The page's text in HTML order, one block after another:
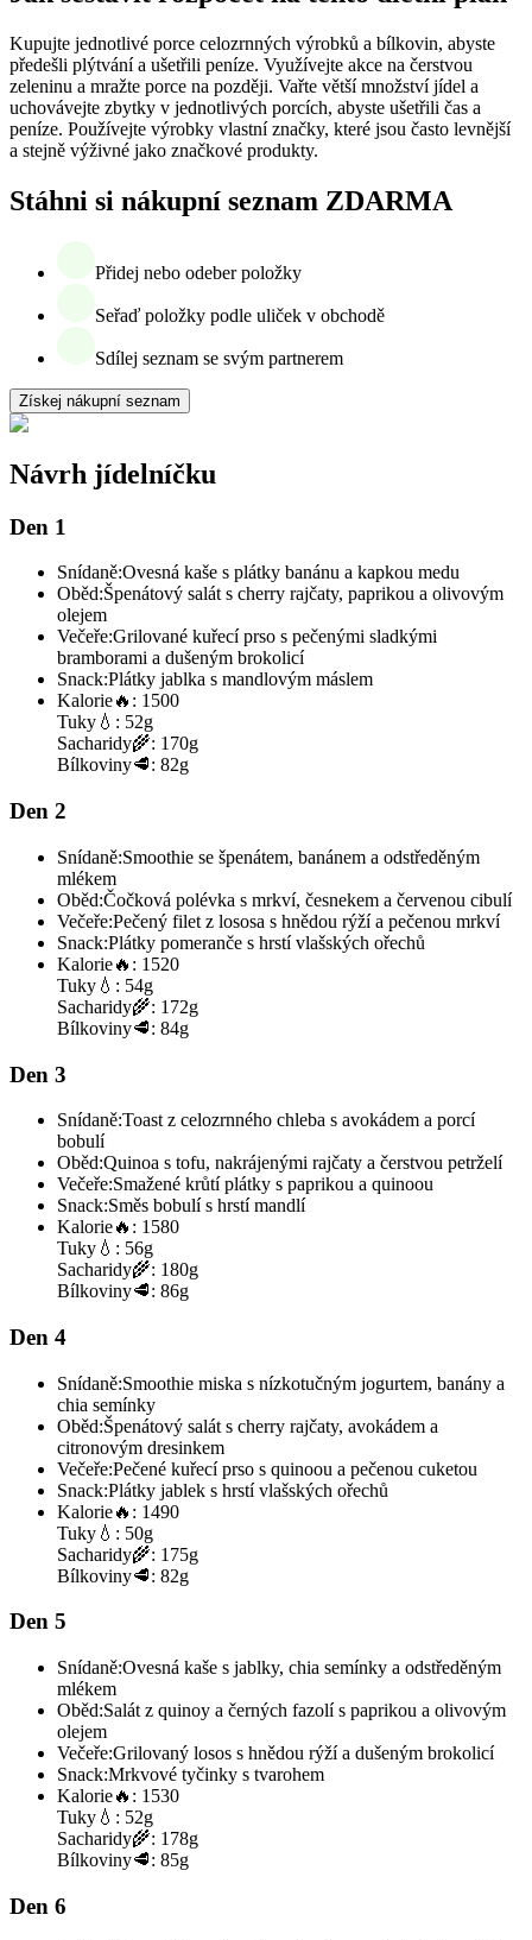
Kupujte jednotlivé porce celozrnných výrobků a bílkovin, abyste
předešli plýtvání a ušetřili peníze. Využívejte akce na čerstvou
zeleninu a mražte porce na později. Vařte větší množství jídel a
uchovávejte zbytky v jednotlivých porcích, abyste ušetřili čas a
peníze. Používejte výrobky vlastní značky, které jsou často levnější
a stejně výživné jako značkové produkty.
Stáhni si nákupní seznam ZDARMA
Přidej nebo odeber položky
Seřaď položky podle uliček v obchodě
Sdílej seznam se svým partnerem
Získej nákupní seznam
Návrh jídelníčku
Den 1
Snídaně:Ovesná kaše s plátky banánu a kapkou medu
Oběd:Špenátový salát s cherry rajčaty, paprikou a olivovým
olejem
Večeře:Grilované kuřecí prso s pečenými sladkými
bramborami a dušeným brokolicí
Snack:Plátky jablka s mandlovým máslem
Kalorie🔥: 1500
Tuky 💧: 52g
Sacharidy🌾: 170g
Bílkoviny🥩: 82g
Den 2
Snídaně:Smoothie se špenátem, banánem a odstředěným
mlékem
Oběd:Čočková polévka s mrkví, česnekem a červenou cibulí
Večeře:Pečený filet z lososa s hnědou rýží a pečenou mrkví
Snack:Plátky pomeranče s hrstí vlašských ořechů
Kalorie🔥: 1520
Tuky 💧: 54g
Sacharidy🌾: 172g
Bílkoviny🥩: 84g
Den 3
Snídaně:Toast z celozrnného chleba s avokádem a porcí
bobulí
Oběd:Quinoa s tofu, nakrájenými rajčaty a čerstvou petrželí
Večeře:Smažené krůtí plátky s paprikou a quinoou
Snack:Směs bobulí s hrstí mandlí
Kalorie🔥: 1580
Tuky 💧: 56g
Sacharidy🌾: 180g
Bílkoviny🥩: 86g
Den 4
Snídaně:Smoothie miska s nízkotučným jogurtem, banány a
chia semínky
Oběd:Špenátový salát s cherry rajčaty, avokádem a
citronovým dresinkem
Večeře:Pečené kuřecí prso s quinoou a pečenou cuketou
Snack:Plátky jablek s hrstí vlašských ořechů
Kalorie🔥: 1490
Tuky 💧: 50g
Sacharidy🌾: 175g
Bílkoviny🥩: 82g
Den 5
Snídaně:Ovesná kaše s jablky, chia semínky a odstředěným
mlékem
Oběd:Salát z quinoy a černých fazolí s paprikou a olivovým
olejem
Večeře:Grilovaný losos s hnědou rýží a dušeným brokolicí
Snack:Mrkvové tyčinky s tvarohem
Kalorie🔥: 1530
Tuky 💧: 52g
Sacharidy🌾: 178g
Bílkoviny🥩: 85g
Den 6